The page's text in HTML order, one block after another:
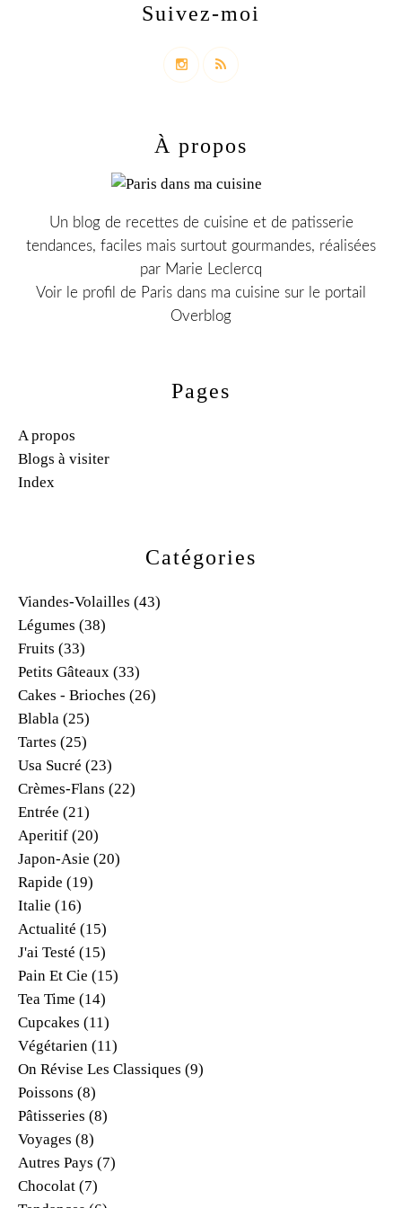
Catégories
Viandes-Volailles (43)
Légumes (38)
Fruits (33)
Petits Gâteaux (33)
Cakes - Brioches (26)
Blabla (25)
Tartes (25)
Usa Sucré (23)
Crèmes-Flans (22)
Entrée (21)
Aperitif (20)
Japon-Asie (20)
Rapide (19)
Italie (16)
Actualité (15)
J'ai Testé (15)
Pain Et Cie (15)
Tea Time (14)
Cupcakes (11)
Végétarien (11)
On Révise Les Classiques (9)
Poissons (8)
Pâtisseries (8)
Voyages (8)
Autres Pays (7)
Chocolat (7)
Pages
A propos
Blogs à visiter
Index
Suivez-moi
À propos
Un blog de recettes de cuisine et de patisserie
tendances, faciles mais surtout gourmandes, réalisées
par Marie Leclercq
Voir le profil de Paris dans ma cuisine sur le portail
Overblog